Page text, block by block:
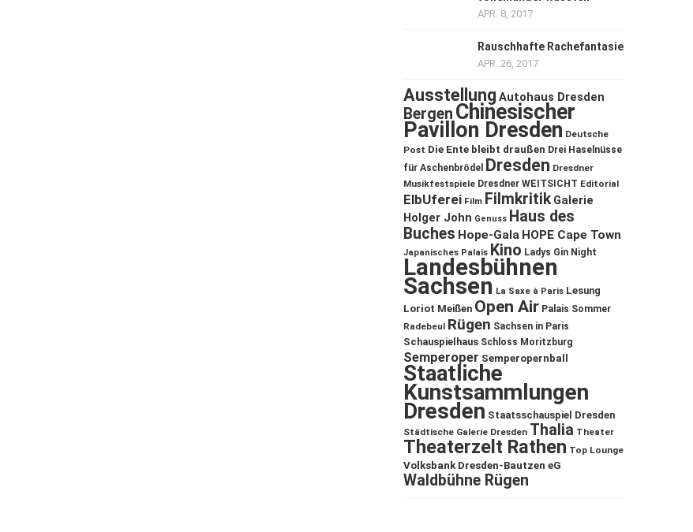
APR. 8, 2017
Rauschhafte Rachefantasie
APR. 26, 2017
Ausstellung Autohaus Dresden
Bergen Chinesischer
Pavillon Dresden Deutsche
Post Die Ente bleibt draußen Drei Haselnüsse
für Aschenbrödel
Dresden Dresdner
Musikfestspiele Dresdner WEITSICHT Editorial
ElbUferei Film Filmkritik Galerie
Holger John Genuss Haus des
Buches Hope-Gala HOPE Cape Town
Japanisches Palais Kino Ladys Gin Night
Landesbühnen
Sachsen La Saxe à Paris Lesung
Loriot Meißen Open Air Palais Sommer
Radebeul Rügen Sachsen in Paris
Schauspielhaus Schloss Moritzburg
Semperoper Semperopernball
Staatliche
Kunstsammlungen
Dresden Staatsschauspiel Dresden
Städtische Galerie Dresden Thalia Theater
Theaterzelt Rathen Top Lounge
Volksbank Dresden-Bautzen eG
Waldbühne Rügen